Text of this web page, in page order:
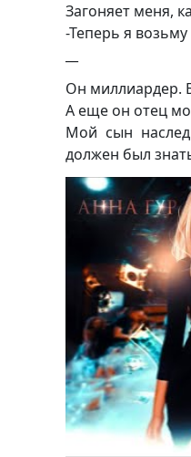
Загоняет меня,
-Теперь я
Он миллиардер.
А еще он отец
Мой сын
должен был